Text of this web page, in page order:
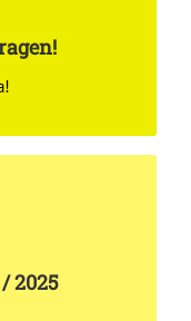
kümmern!
2025
wegen.